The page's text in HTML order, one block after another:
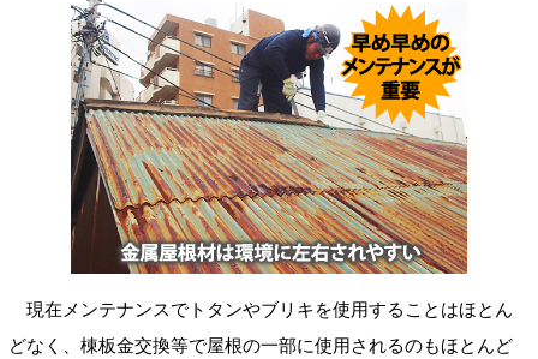
現在メンテナンスでトタンやブリキを使用することはほとん
どなく、棟板金交換等で屋根の一部に使用されるのもほとんど